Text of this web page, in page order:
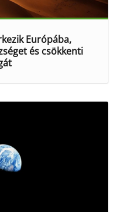
Európába,
és csökkenti